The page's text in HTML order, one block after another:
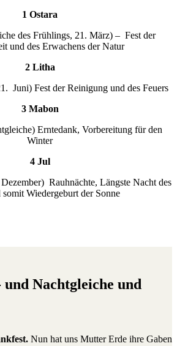
1 Ostara
des Frühlings, 21. März) – Fest der
und des Erwachens der Natur
2 Litha
Juni) Fest der Reinigung und des Feuers
3 Mabon
Erntedank, Vorbereitung für den
Winter
4 Jul
Rauhnächte, Längste Nacht des
somit Wiedergeburt der Sonne
und Nachtgleiche und
Nun hat uns Mutter Erde ihre Gaben